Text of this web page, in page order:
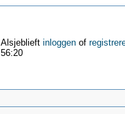
inloggenof